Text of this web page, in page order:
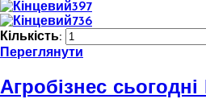
Кількість:
Переглянути
Агробізнес